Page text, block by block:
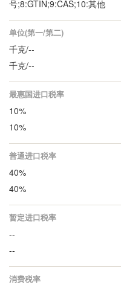
号;8:GTIN;9:CAS;10:其他
单位(第一/第二)
千克/--
千克/--
最惠国进口税率
10%
10%
普通进口税率
40%
40%
暂定进口税率
--
--
消费税率